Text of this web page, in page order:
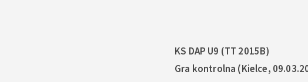
KS DAP U9 (TT 2015B)
Gra kontrolna (Kielce,